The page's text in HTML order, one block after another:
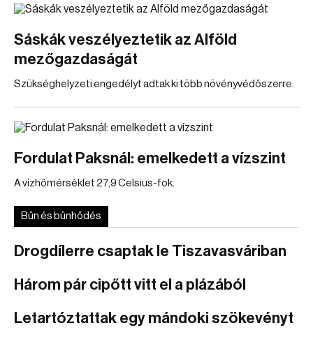
Sáskák veszélyeztetik az Alföld
mezőgazdaságát
Szükséghelyzeti engedélyt adtak ki több növényvédőszerre.
Fordulat Paksnál: emelkedett a vízszint
A vízhőmérséklet 27,9 Celsius-fok.
Bűn és bűnhődés
Drogdílerre csaptak le Tiszavasváriban
Három pár cipőtt vitt el a plázából
Letartóztattak egy mándoki szökevényt